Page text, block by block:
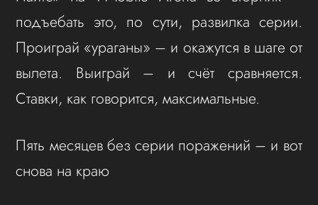
подъебать это, по сути, развилка серии.
Проиграй «ураганы» – и окажутся в шаге от
вылета. Выиграй – и счёт сравняется.
Ставки, как говорится, максимальные.
Пять месяцев без серии поражений – и вот
снова на краю